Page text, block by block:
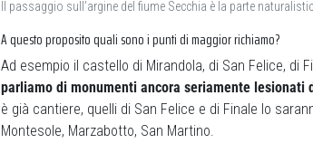
Il passaggio sull’argine del fiume Secchia è la parte
A questo proposito quali sono i punti di maggior richiamo?
Ad esempio il castello di Mirandola, di San Felice, di
parliamo di monumenti ancora seriamente
è già cantiere, quelli di San Felice e di Finale lo
Montesole, Marzabotto, San Martino.